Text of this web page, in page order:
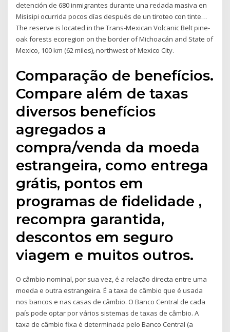
detención de 680 inmigrantes durante una redada masiva en
Misisipi ocurrida pocos días después de un tiroteo con tinte…
The reserve is located in the Trans-Mexican Volcanic Belt pine-
oak forests ecoregion on the border of Michoacán and State of
Mexico, 100 km (62 miles), northwest of Mexico City.
Comparação de benefícios.
Compare além de taxas
diversos benefícios
agregados a
compra/venda da moeda
estrangeira, como entrega
grátis, pontos em
programas de fidelidade ,
recompra garantida,
descontos em seguro
viagem e muitos outros.
O câmbio nominal, por sua vez, é a relação directa entre uma
moeda e outra estrangeira. É a taxa de câmbio que é usada
nos bancos e nas casas de câmbio. O Banco Central de cada
país pode optar por vários sistemas de taxas de câmbio. A
taxa de câmbio fixa é determinada pelo Banco Central (a